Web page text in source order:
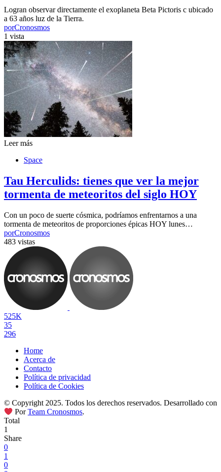
Logran observar directamente el exoplaneta Beta Pictoris c ubicado
a 63 años luz de la Tierra.
porCronosmos
1 vista
Leer más
Space
Tau Herculids: tienes que ver la mejor
tormenta de meteoritos del siglo HOY
Con un poco de suerte cósmica, podríamos enfrentarnos a una
tormenta de meteoritos de proporciones épicas HOY lunes…
porCronosmos
483 vistas
525K
35
296
Home
Acerca de
Contacto
Política de privacidad
Política de Cookies
© Copyright 2025. Todos los derechos reservados. Desarrollado con
PorTeam Cronosmos.
Total
1
Share
0
1
0